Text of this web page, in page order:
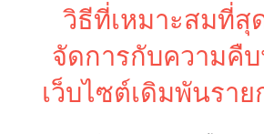
วิธีที่เหมาะสมที่สุ
จัดการกับความคื
เว็บไซต์เดิมพันรา